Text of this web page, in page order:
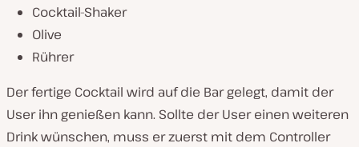
Cocktail-Shaker
Olive
Rührer
Der fertige Cocktail wird auf die Bar gelegt, damit der
User ihn genießen kann. Sollte der User einen weiteren
Drink wünschen, muss er zuerst mit dem Controller